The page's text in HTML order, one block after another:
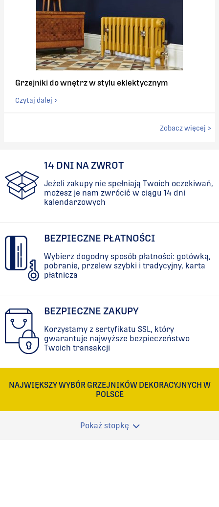
Grzejniki do wnętrz w stylu eklektycznym
Czytaj dalej >
Zobacz więcej >
14 DNI NA ZWROT
Jeżeli zakupy nie spełniają Twoich oczekiwań,
możesz je nam zwrócić w ciągu 14 dni
kalendarzowych
BEZPIECZNE PŁATNOŚCI
Wybierz dogodny sposób płatności: gotówką,
pobranie, przelew szybki i tradycyjny, karta
płatnicza
BEZPIECZNE ZAKUPY
Korzystamy z sertyfikatu SSL, który
gwarantuje najwyższe bezpieczeństwo
Twoich transakcji
NAJWIĘKSZY WYBÓR GRZEJNIKÓW DEKORACYJNYCH W
POLSCE
Pokaż stopkę